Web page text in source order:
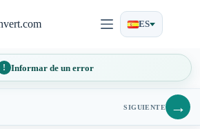
ES
Informar de un error
SIGUIENTE →